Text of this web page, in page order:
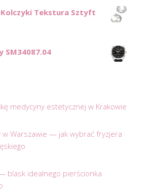
Kolczyki Tekstura Sztyft
SM34087.04
medycyny estetycznej w Krakowie
w Warszawie — jak wybrać fryzjera
blask idealnego pierścionka